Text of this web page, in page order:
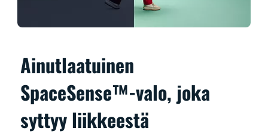
Ainutlaatuinen
SpaceSense™-valo, joka
syttyy liikkeestä